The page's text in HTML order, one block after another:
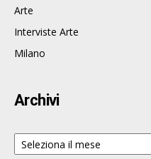
Arte
Interviste Arte
Milano
Archivi
Archivi